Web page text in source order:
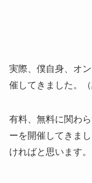
実際、僕自身、オ
催してきました。（
有料、無料に関わ
ーを開催してきま
ければと思います。